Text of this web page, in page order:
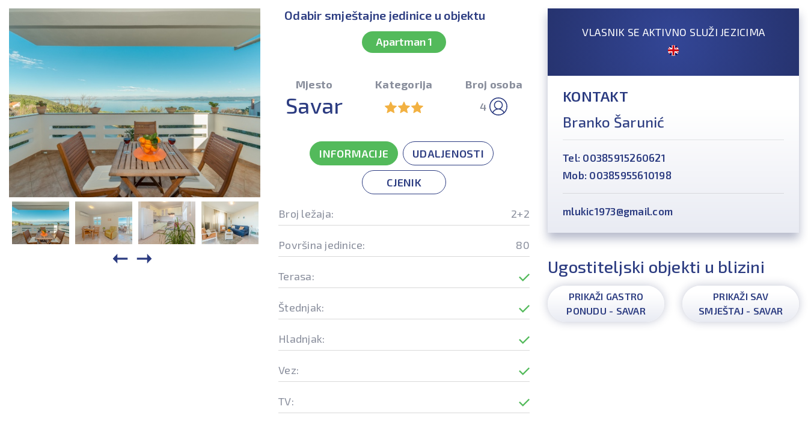
Odabir smještajne jedinice u objektu
Apartman 1
Mjesto
Savar
Kategorija
Broj osoba
4
INFORMACIJE UDALJENOSTI
CJENIK
Broj ležaja: 2+2
Površina jedinice: 80
Terasa:
Štednjak:
Hladnjak:
Vez:
TV:
VLASNIK SE AKTIVNO SLUŽI JEZICIMA
KONTAKT
Branko Šarunić
Tel: 00385915260621
Mob: 00385955610198
mlukic1973@gmail.com
Ugostiteljski objekti u blizini
PRIKAŽI GASTRO
PONUDU - SAVAR
PRIKAŽI SAV
SMJEŠTAJ - SAVAR